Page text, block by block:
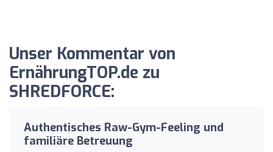
Unser Kommentar von
ErnährungTOP.de zu
SHREDFORCE:
Authentisches Raw-Gym-Feeling und
familiäre Betreuung